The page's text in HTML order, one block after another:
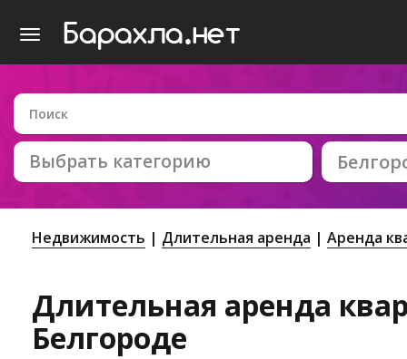
Выбрать категорию
Недвижимость Длительная аренда Аренда
Длительная аренда
Белгороде